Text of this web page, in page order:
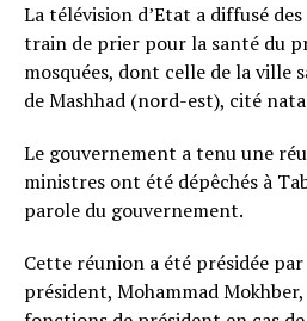
La télévision d’Etat a diffusé
train de prier pour la santé du
mosquées, dont celle de la ville
de Mashhad (nord-est), cité
Le gouvernement a tenu une
ministres ont été dépêchés à
parole du gouvernement.
Cette réunion a été présidée
président, Mohammad